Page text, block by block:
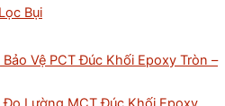
Bụi
Bảo Vệ PCT Đúc Khối Epoxy Tròn –